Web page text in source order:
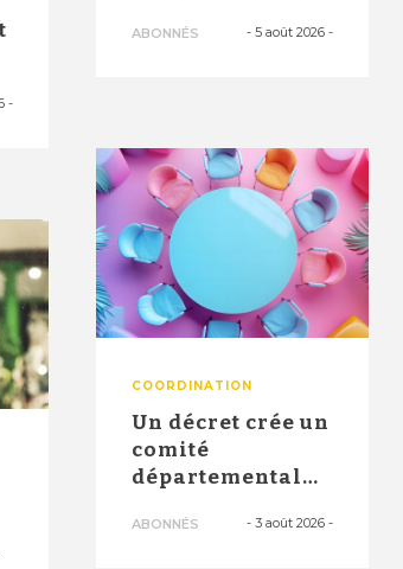
-
santé" ont
ABONNÉS - 5 août 2026-
COORDINATION
Un décret crée un
comité
départemental
les besoins et ...
ABONNÉS - 3 août 2026-